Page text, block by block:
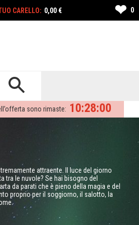
CARELLO: 0,00 € ❤ 0
10:27:59
sono rimaste:
attraente. Il luce del giorno
le nuvole? Se hai bisogno del
da parati che è pieno della magia e del
proprio per il soggiorno, il salotto, la